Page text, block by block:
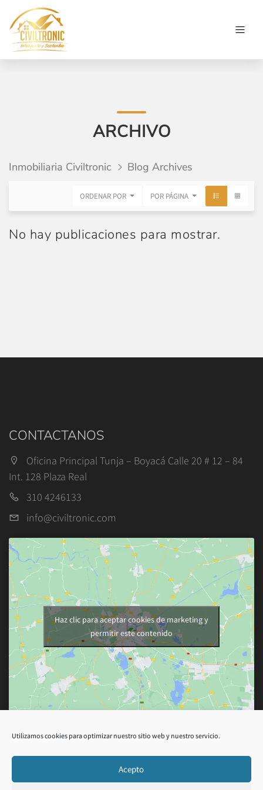
Utilizamos cookies para optimizar nuestro sitio web y nuestro servicio.
Acepto
ARCHIVO
Inmobiliaria Civiltronic Blog Archives
ORDENAR POR POR PÁGINA
No hay publicaciones para mostrar.
CONTACTANOS
Oficina Principal Tunja – Boyacá Calle 20 # 12 – 84
Int. 128 Plaza Real
310 4246133
info@civiltronic.com
Haz clic para aceptar cookies de marketing y
permitir este contenido